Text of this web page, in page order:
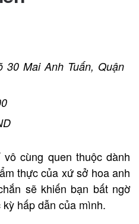
Mai Anh Tuấn, Quận
cùng quen thuộc dành
thực của xứ sở hoa anh
sẽ khiến bạn bất ngờ
hấp dẫn của mình.